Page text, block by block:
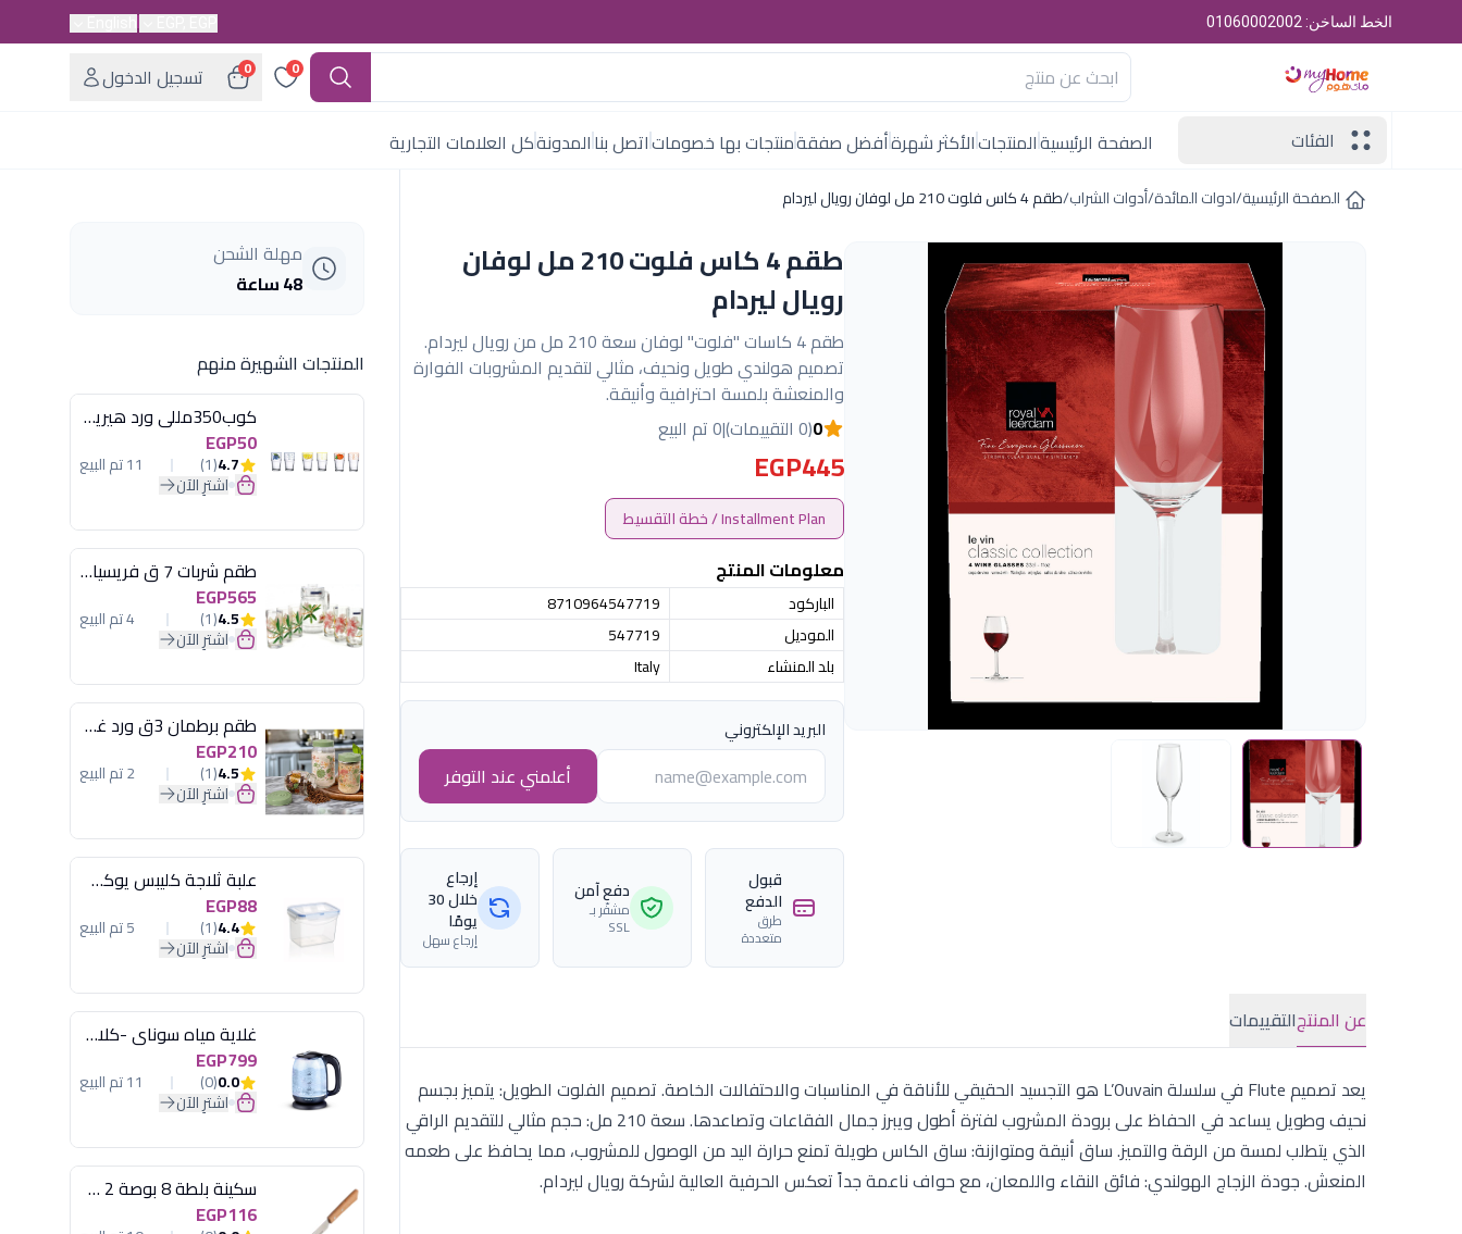
الخط الساخن: 01060002002
0
0
تسجيل الدخول
الفئات
الصفحة الرئيسيةالمنتجاتالأكثر شهرةأفضل صفقةمنتجات بها خصوماتاتصل بناالمدونةكل العلامات التجارية
الصفحة الرئيسية/ادوات المائدة/أدوات الشراب/طقم 4 كاس فلوت 210 مل لوفان رويال ليردام
طقم 4 كاس فلوت 210 مل لوفان
رويال ليردام
طقم 4 كاسات "فلوت" لوفان سعة 210 مل من رويال ليردام.
تصميم هولندي طويل ونحيف، مثالي لتقديم المشروبات الفوارة
والمنعشة بلمسة احترافية وأنيقة.
0(0 التقييمات) |0 تم البيع
EGP445
Installment Plan / خطة التقسيط
معلومات المنتج
الباركود
8710964547719
الموديل
547719
بلد المنشاء
Italy
البريد الإلكتروني
أعلمني عند التوفر
قبول
الدفع
طرق
متعددة
دفع آمن
مشفّر بـ
SSL
إرجاع
خلال 30
يومًا
إرجاع سهل
عن المنتجالتقييمات
يعد تصميم Flute في سلسلة L’Ouvain هو التجسيد الحقيقي للأناقة في المناسبات والاحتفالات الخاصة. تصميم الفلوت الطويل: يتميز بجسم
نحيف وطويل يساعد في الحفاظ على برودة المشروب لفترة أطول ويبرز جمال الفقاعات وتصاعدها. سعة 210 مل: حجم مثالي للتقديم الراقي
الذي يتطلب لمسة من الرقة والتميز. ساق أنيقة ومتوازنة: ساق الكاس طويلة تمنع حرارة اليد من الوصول للمشروب، مما يحافظ على طعمه
المنعش. جودة الزجاج الهولندي: فائق النقاء واللمعان، مع حواف ناعمة جداً تعكس الحرفية العالية لشركة رويال ليردام.
مهلة الشحن
48 ساعة
المنتجات الشهيرة منهم
كوب350مللى ورد هيريفين
EGP50
4.7
(1) 11 تم البيع
اشترِ الآن
طقم شربات 7 ق فريسيا لومينارك
EGP565
4.5
(1) 4 تم البيع
اشترِ الآن
طقم برطمان 3ق ورد غطاء مينت جرين هيريفين
EGP210
4.5
(1) 2 تم البيع
اشترِ الآن
علبة ثلاجة كليبس يوكسان
EGP88
4.4
(1) 5 تم البيع
اشترِ الآن
غلاية مياه سوناي -كلاسيك 2200 وات، 1.7 لتر زجاج اضائة ليد - MAR-3752
EGP799
0.0
(0) 11 تم البيع
اشترِ الآن
سكينة بلطة 8 بوصة 2 مسمار
EGP116